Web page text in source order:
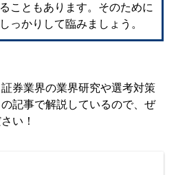
こともあります。そのために
っかりして臨みましょう。
券業界の業界研究や選考対策
記事で解説しているので、ぜ
い！